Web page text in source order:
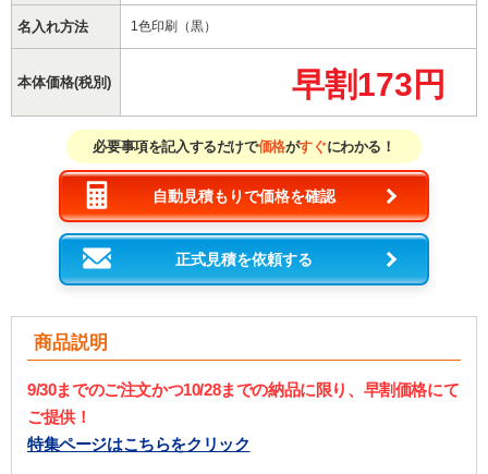
名入れ方法 1色印刷（黒）
本体価格(税別) 早割173円
必要事項を記入するだけで価格がすぐにわかる！
自動見積もりで価格を確認
正式見積を依頼する
商品説明
9/30までのご注文かつ10/28までの納品に限り、早割価格にて
ご提供！
特集ページはこちらをクリック